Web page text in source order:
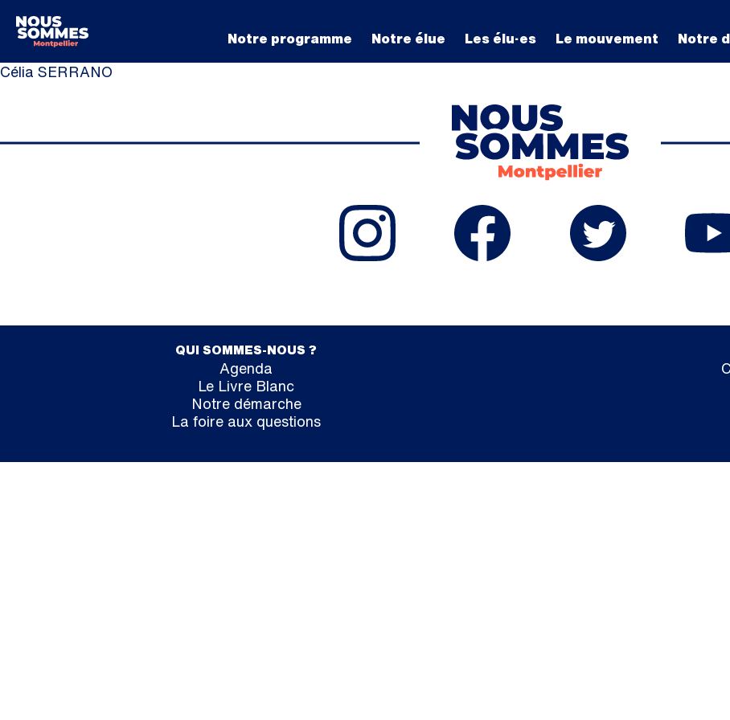
Notre programme Notre élue Les élu·es Le mouvement Notre
Célia SERRANO
QUI SOMMES-NOUS ?
Agenda
Le Livre Blanc
Notre démarche
La foire aux questions